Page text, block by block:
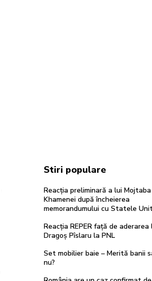
Stiri populare
Reacția preliminară a lui Mojtaba
Khamenei după încheierea
memorandumului cu Statele
Reacția REPER față de aderarea
Dragoș Pîslaru la PNL
Set mobilier baie – Merită banii
nu?